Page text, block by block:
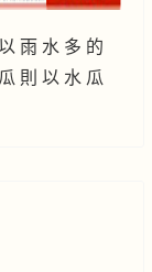
雨 水 多 的
則 以 水 瓜